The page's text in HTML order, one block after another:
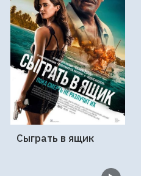
Сыграть в ящик